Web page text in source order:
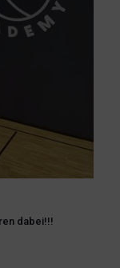
dabei!!!